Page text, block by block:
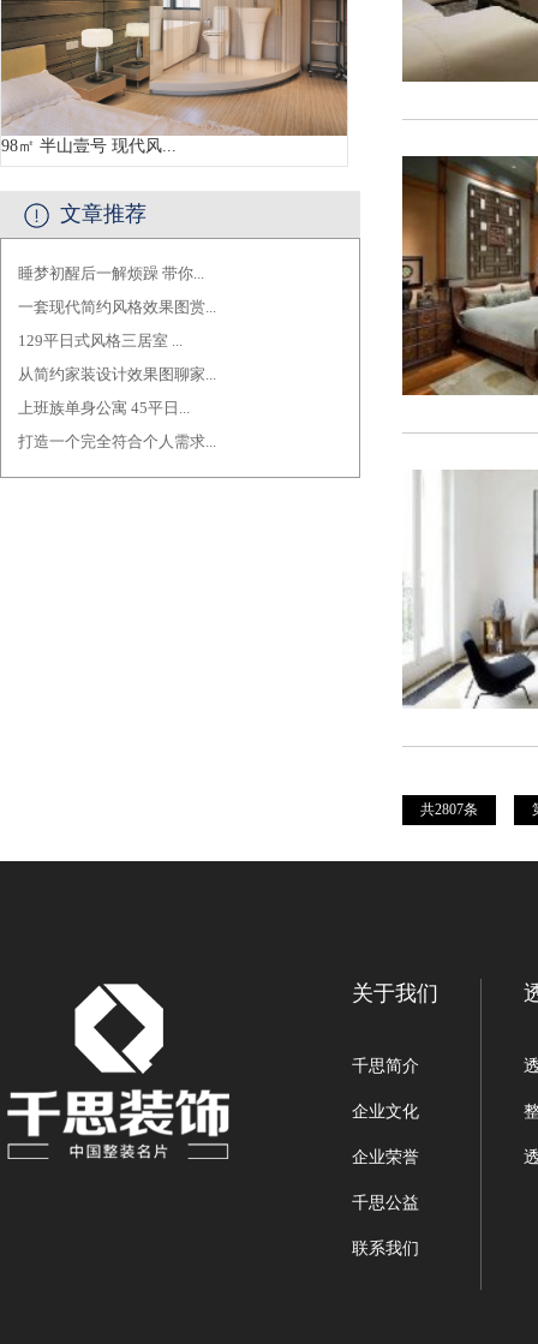
98㎡ 半山壹号 现代风...
文章推荐
睡梦初醒后一解烦躁 带你...
一套现代简约风格效果图赏...
129平日式风格三居室 ...
从简约家装设计效果图聊家...
上班族单身公寓 45平日...
打造一个完全符合个人需求...
共2807条
关于我们
千思简介
企业文化
企业荣誉
千思公益
联系我们